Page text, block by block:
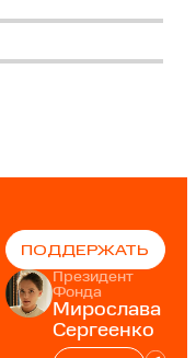
ПОДДЕРЖАТЬ
Президент
Фонда
Мирослава
Сергеенко